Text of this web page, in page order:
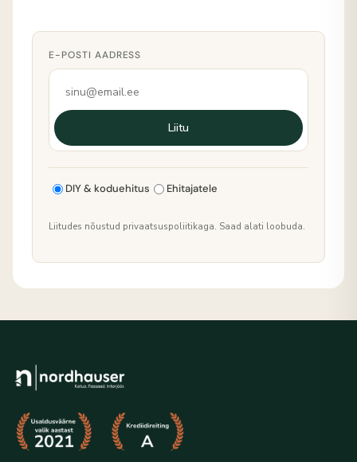
E-POSTI AADRESS
Liitu
DIY & koduehitus Ehitajatele
Liitudes nõustud privaatsuspoliitikaga. Saad alati loobuda.